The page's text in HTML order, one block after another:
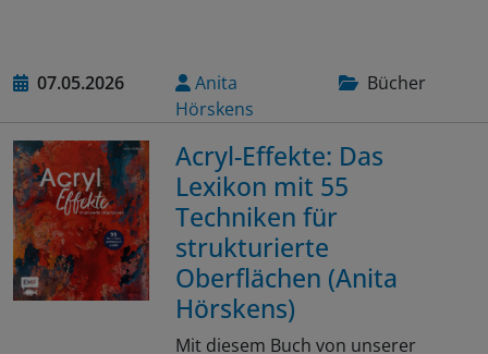
07.05.2026
Anita
Hörskens
Bücher
Acryl-Effekte: Das
Lexikon mit 55
Techniken für
strukturierte
Oberflächen (Anita
Hörskens)
Mit diesem Buch von unserer